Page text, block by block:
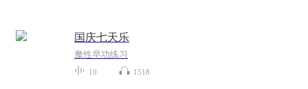
国庆七天乐
魔性早功练习
10 1518